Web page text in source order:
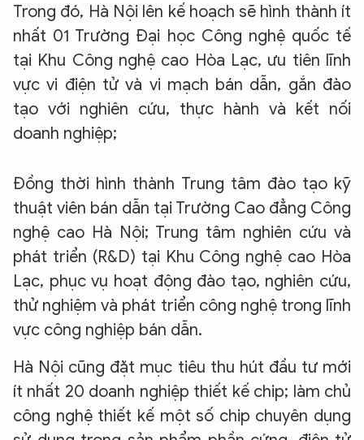
Trong đó, Hà Nội lên kế hoạch sẽ hình thành ít
nhất 01 Trường Đại học Công nghệ quốc tế
tại Khu Công nghệ cao Hòa Lạc, ưu tiên lĩnh
vực vi điện tử và vi mạch bán dẫn, gắn đào
tạo với nghiên cứu, thực hành và kết nối
doanh nghiệp;
Đồng thời hình thành Trung tâm đào tạo kỹ
thuật viên bán dẫn tại Trường Cao đẳng Công
nghệ cao Hà Nội; Trung tâm nghiên cứu và
phát triển (R&D) tại Khu Công nghệ cao Hòa
Lạc, phục vụ hoạt động đào tạo, nghiên cứu,
thử nghiệm và phát triển công nghệ trong lĩnh
vực công nghiệp bán dẫn.
Hà Nội cũng đặt mục tiêu thu hút đầu tư mới
ít nhất 20 doanh nghiệp thiết kế chip; làm chủ
công nghệ thiết kế một số chip chuyên dụng